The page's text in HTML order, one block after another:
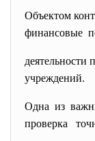
Объектом
финансовые
деятельности
учреждений.
Одна из
проверка